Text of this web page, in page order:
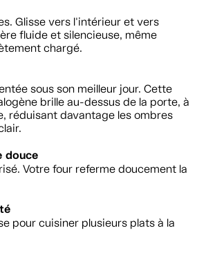
Glisse vers l'intérieur et vers
fluide et silencieuse, même
chargé.
sous son meilleur jour. Cette
brille au-dessus de la porte, à
réduisant davantage les ombres
douce
Votre four referme doucement la
pour cuisiner plusieurs plats à la